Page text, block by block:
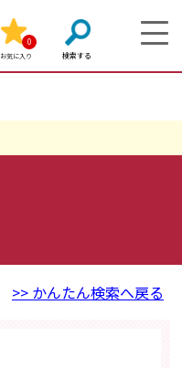
お気に入り
0
>> かんたん検索へ戻る